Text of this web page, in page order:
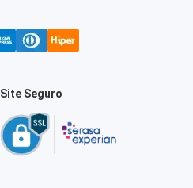
Site Seguro